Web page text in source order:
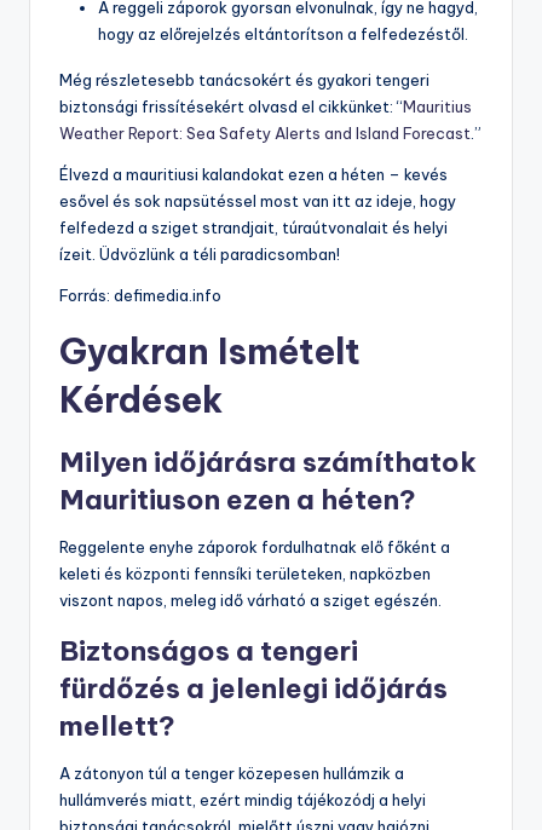
A reggeli záporok gyorsan elvonulnak, így ne hagyd,
hogy az előrejelzés eltántorítson a felfedezéstől.
Még részletesebb tanácsokért és gyakori tengeri
biztonsági frissítésekért olvasd el cikkünket: “Mauritius
Weather Report: Sea Safety Alerts and Island Forecast.”
Élvezd a mauritiusi kalandokat ezen a héten – kevés
esővel és sok napsütéssel most van itt az ideje, hogy
felfedezd a sziget strandjait, túraútvonalait és helyi
ízeit. Üdvözlünk a téli paradicsomban!
Forrás: defimedia.info
Gyakran Ismételt
Kérdések
Milyen időjárásra számíthatok
Mauritiuson ezen a héten?
Reggelente enyhe záporok fordulhatnak elő főként a
keleti és központi fennsíki területeken, napközben
viszont napos, meleg idő várható a sziget egészén.
Biztonságos a tengeri
fürdőzés a jelenlegi időjárás
mellett?
A zátonyon túl a tenger közepesen hullámzik a
hullámverés miatt, ezért mindig tájékozódj a helyi